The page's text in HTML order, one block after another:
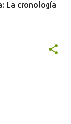
La cronología